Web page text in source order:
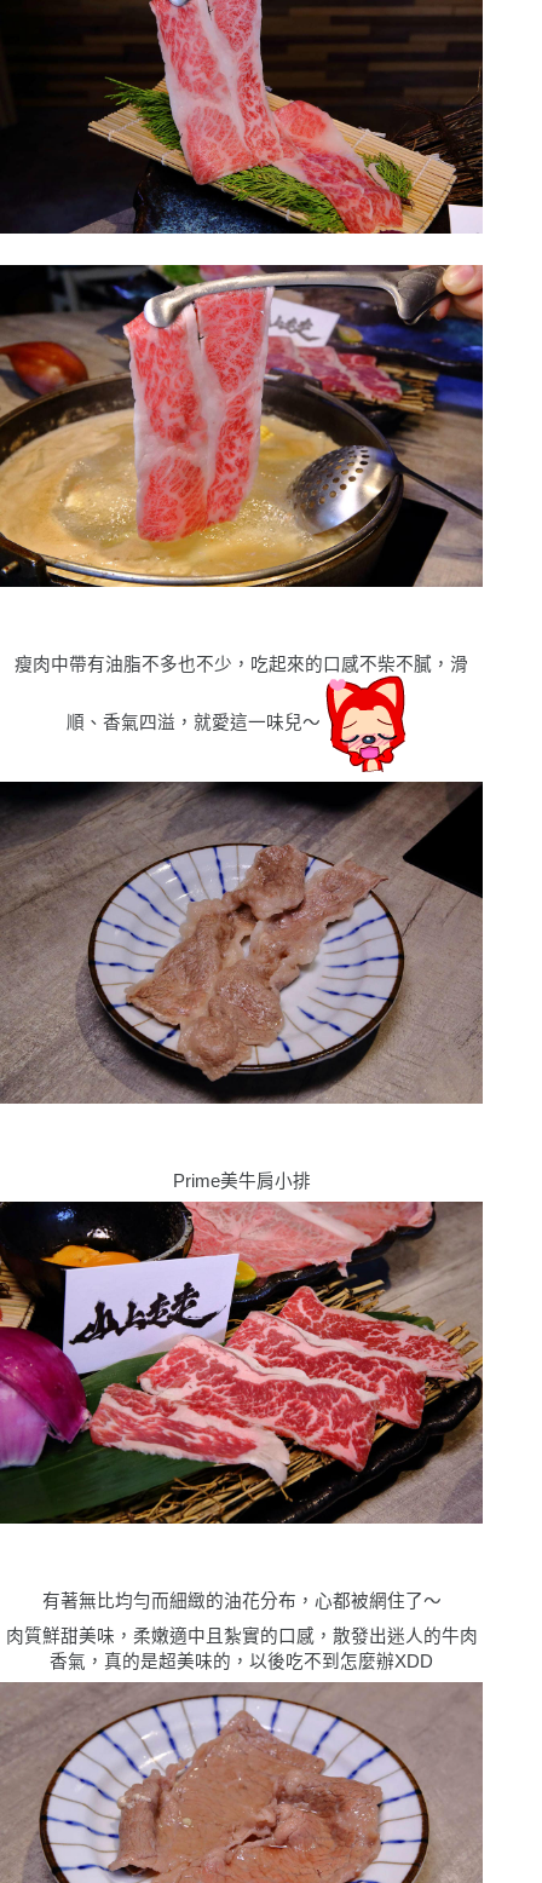
瘦肉中帶有油脂不多也不少，吃起來的口感不柴不膩，滑
順、香氣四溢，就愛這一味兒〜
Prime美牛肩小排
有著無比均勻而細緻的油花分布，心都被網住了〜
肉質鮮甜美味，柔嫩適中且紮實的口感，散發出迷人的牛肉
香氣，真的是超美味的，以後吃不到怎麼辦XDD